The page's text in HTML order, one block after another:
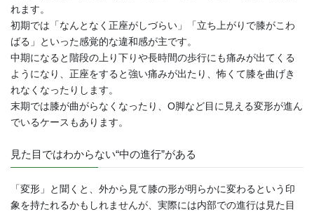
れます。
初期では「なんとなく正座がしづらい」「立ち上がりで膝がこわ
ばる」といった感覚的な違和感が主です。
中期になると階段の上り下りや長時間の歩行にも痛みが出てくる
ようになり、正座をすると強い痛みが出たり、怖くて膝を曲げき
れなくなったりします。
末期では膝が曲がらなくなったり、O脚など目に見える変形が進ん
でいるケースもあります。
見た目ではわからない“中の進行”がある
「変形」と聞くと、外から見て膝の形が明らかに変わるという印
象を持たれるかもしれませんが、実際には内部での進行は見た目